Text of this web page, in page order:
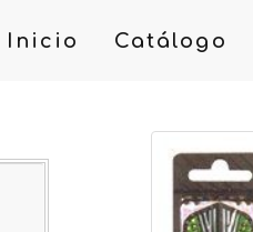
Inicio Catálogo